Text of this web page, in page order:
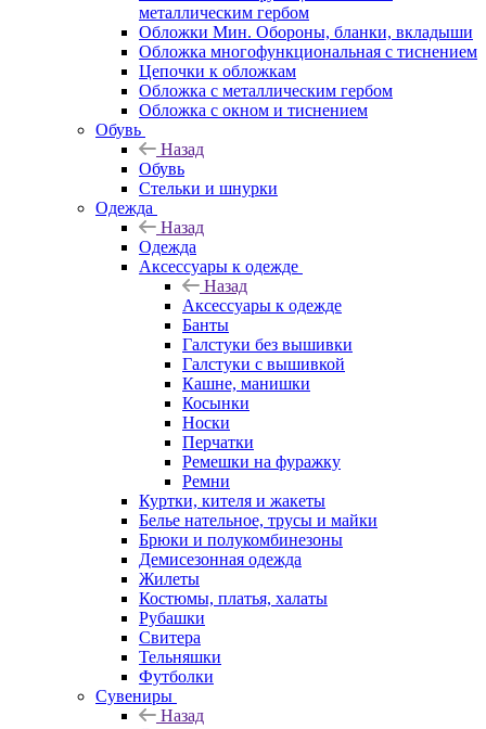
металлическим гербом
Обложки Мин. Обороны, бланки, вкладыши
Обложка многофункциональная с тиснением
Цепочки к обложкам
Обложка с металлическим гербом
Обложка с окном и тиснением
Обувь
Назад
Обувь
Стельки и шнурки
Одежда
Назад
Одежда
Аксессуары к одежде
Назад
Аксессуары к одежде
Банты
Галстуки без вышивки
Галстуки с вышивкой
Кашне, манишки
Косынки
Носки
Перчатки
Ремешки на фуражку
Ремни
Куртки, кителя и жакеты
Белье нательное, трусы и майки
Брюки и полукомбинезоны
Демисезонная одежда
Жилеты
Костюмы, платья, халаты
Рубашки
Свитера
Тельняшки
Футболки
Сувениры
Назад